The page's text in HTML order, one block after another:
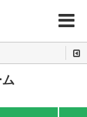
MENU